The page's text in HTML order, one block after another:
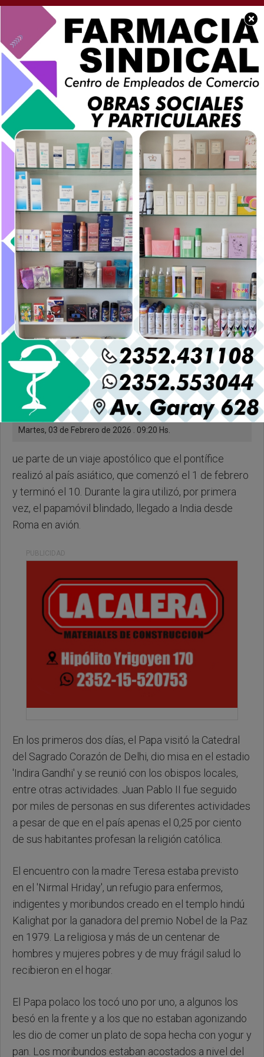
×
SOCIEDAD
Se cumplen 40 años del
encuentro del Papa
Juan Pablo II y la Madre
Teresa
Martes, 03 de Febrero de 2026 . 09:20 Hs.
ue parte de un viaje apostólico que el pontífice
realizó al país asiático, que comenzó el 1 de febrero
y terminó el 10. Durante la gira utilizó, por primera
vez, el papamóvil blindado, llegado a India desde
Roma en avión.
PUBLICIDAD
En los primeros dos días, el Papa visitó la Catedral
del Sagrado Corazón de Delhi, dio misa en el estadio
'Indira Gandhi' y se reunió con los obispos locales,
entre otras actividades. Juan Pablo II fue seguido
por miles de personas en sus diferentes actividades
a pesar de que en el país apenas el 0,25 por ciento
de sus habitantes profesan la religión católica.
El encuentro con la madre Teresa estaba previsto
en el 'Nirmal Hriday', un refugio para enfermos,
indigentes y moribundos creado en el templo hindú
Kalighat por la ganadora del premio Nobel de la Paz
en 1979. La religiosa y más de un centenar de
hombres y mujeres pobres y de muy frágil salud lo
recibieron en el hogar.
El Papa polaco los tocó uno por uno, a algunos los
besó en la frente y a los que no estaban agonizando
les dio de comer un plato de sopa hecha con yogur y
pan. Los moribundos estaban acostados a nivel del